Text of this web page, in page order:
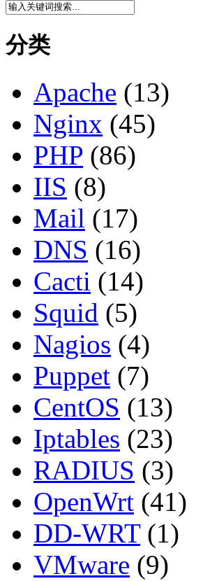
分类
Apache (13)
Nginx (45)
PHP (86)
IIS (8)
Mail (17)
DNS (16)
Cacti (14)
Squid (5)
Nagios (4)
Puppet (7)
CentOS (13)
Iptables (23)
RADIUS (3)
OpenWrt (41)
DD-WRT(1)
VMware (9)